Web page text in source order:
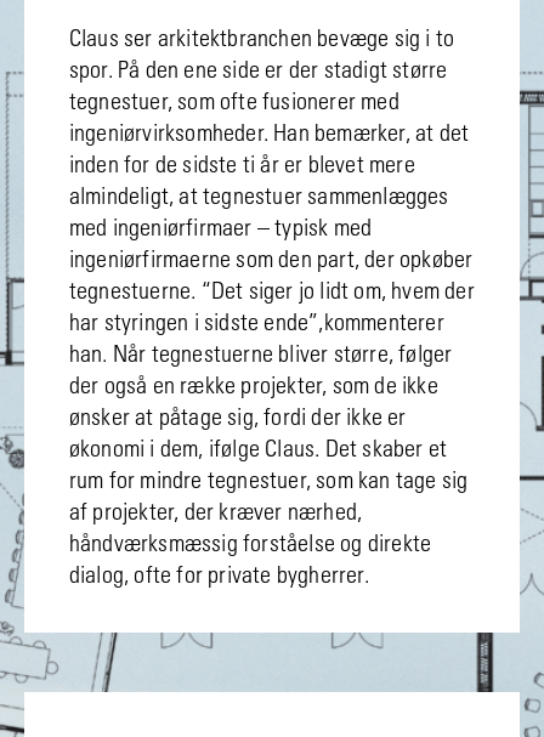
Claus ser arkitektbranchen bevæge sig i to
spor. På den ene side er der stadigt større
tegnestuer, som ofte fusionerer med
ingeniørvirksomheder. Han bemærker, at det
inden for de sidste ti år er blevet mere
almindeligt, at tegnestuer sammenlægges
med ingeniørfirmaer – typisk med
ingeniørfirmaerne som den part, der opkøber
tegnestuerne. “Det siger jo lidt om, hvem der
har styringen i sidste ende”,kommenterer
han. Når tegnestuerne bliver større, følger
der også en række projekter, som de ikke
ønsker at påtage sig, fordi der ikke er
økonomi i dem, ifølge Claus. Det skaber et
rum for mindre tegnestuer, som kan tage sig
af projekter, der kræver nærhed,
håndværksmæssig forståelse og direkte
dialog, ofte for private bygherrer.